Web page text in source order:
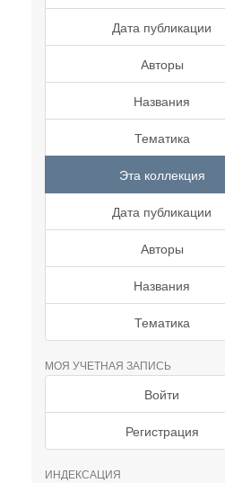
Дата публикации
Авторы
Названия
Тематика
Эта коллекция
Дата публикации
Авторы
Названия
Тематика
МОЯ УЧЕТНАЯ ЗАПИСЬ
Войти
Регистрация
ИНДЕКСАЦИЯ